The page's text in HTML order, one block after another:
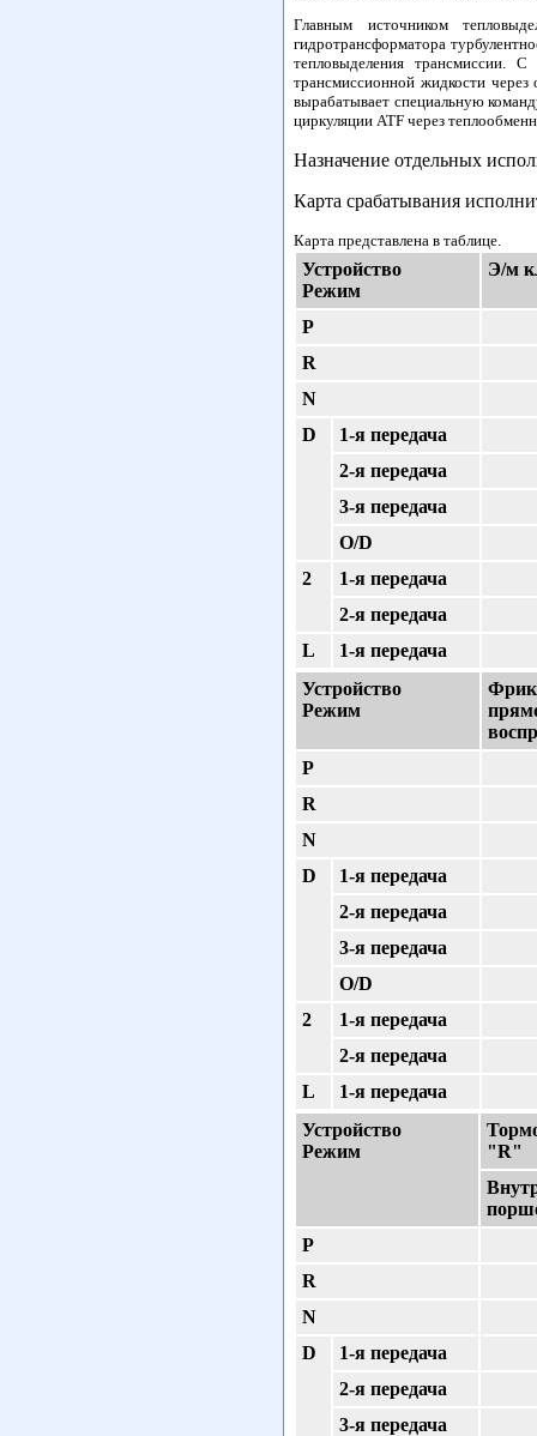
Главным источником
гидротрансформатора
тепловыделения трансмиссии.
трансмиссионной жидкости
вырабатывает специальную
циркуляции ATF через
Назначение отдельных
Карта срабатывания
Карта представлена в таблице.
Устройство
Режим
Э/м
Р
R
N
D
1-я передача
2-я передача
3-я передача
O/D
2
1-я передача
2-я передача
L
1-я передача
Устройство
Режим
Р
R
N
D
1-я передача
2-я передача
3-я передача
O/D
2
1-я передача
2-я передача
L
1-я передача
Устройство
Режим
"R"
Р
R
N
D
1-я передача
2-я передача
3-я передача